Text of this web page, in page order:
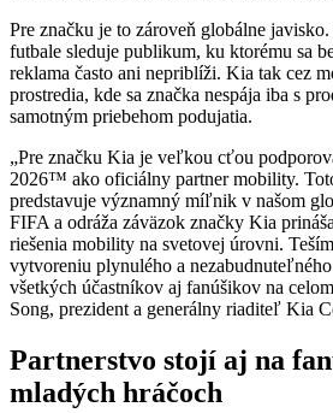
Pre značku je to zároveň globálne
futbale sleduje publikum, ku ktorému sa
reklama často ani nepriblíži. Kia tak cez
prostredia, kde sa značka nespája iba s
samotným priebehom podujatia.
„Pre značku Kia je veľkou cťou
2026™ ako oficiálny partner mobility.
predstavuje významný míľnik v našom
FIFA a odráža záväzok značky Kia
riešenia mobility na svetovej úrovni.
vytvoreniu plynulého a
všetkých účastníkov aj fanúšikov na
Song, prezident a generálny riaditeľ Kia
Partnerstvo stojí aj na
mladých hráčoch